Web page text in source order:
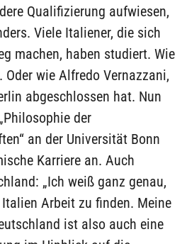
Qualifizierung aufwiesen,
Viele Italiener, die sich
machen, haben studiert. Wie
wie Alfredo Vernazzani,
abgeschlossen hat. Nun
der
an der Universität Bonn
Karriere an. Auch
„Ich weiß ganz genau,
Arbeit zu finden. Meine
ist also auch eine